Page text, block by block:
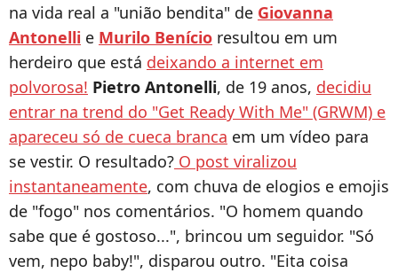
na vida real a "união bendita" de Giovanna
Antonelli e Murilo Benício resultou em um
herdeiro que está deixando a internet em
polvorosa! Pietro Antonelli, de 19 anos, decidiu
entrar na trend do "Get Ready With Me" (GRWM) e
apareceu só de cueca branca em um vídeo para
se vestir. O resultado? O post viralizou
instantaneamente, com chuva de elogios e emojis
de "fogo" nos comentários. "O homem quando
sabe que é gostoso...", brincou um seguidor. "Só
vem, nepo baby!", disparou outro. "Eita coisa